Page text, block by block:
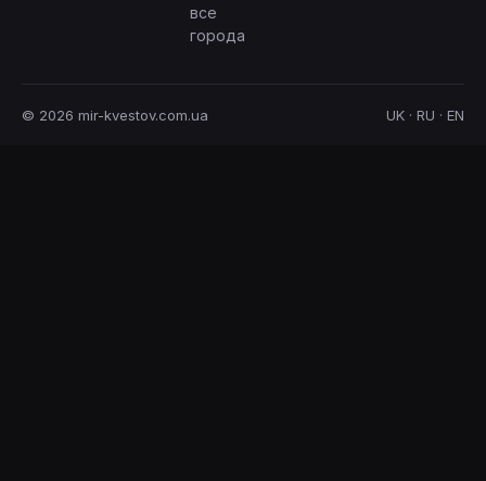
все
города
© 2026 mir-kvestov.com.ua UK · RU · EN